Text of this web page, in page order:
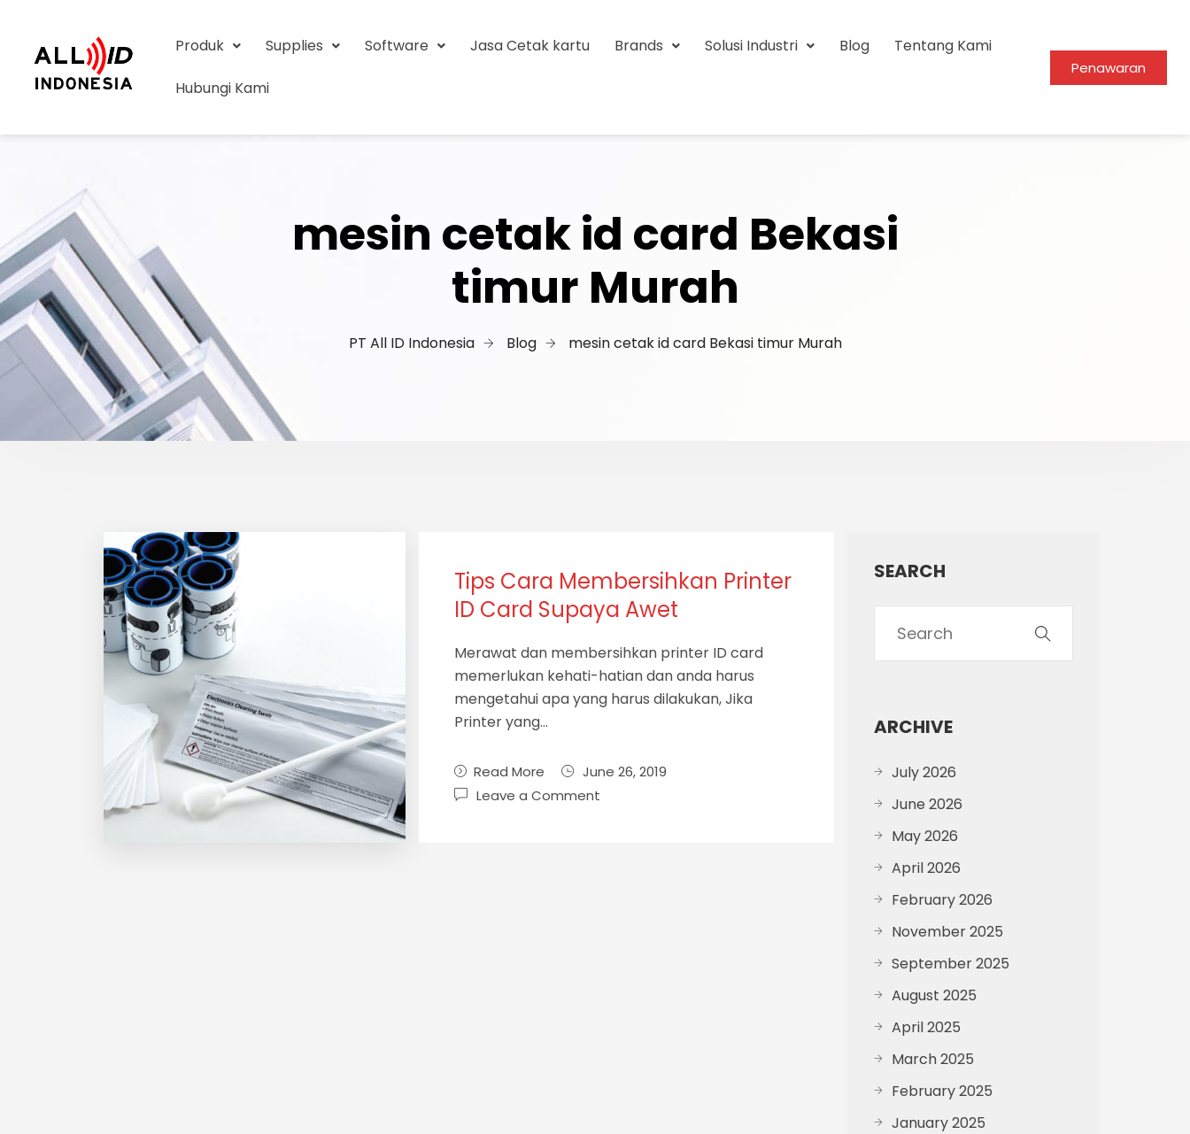
Produk Supplies Software Jasa Cetak kartu Brands Solusi Industri Blog Tentang Kami
Hubungi Kami
Penawaran
mesin cetak id card Bekasi
timur Murah
PT All ID Indonesia Blog mesin cetak id card Bekasi timur Murah
Tips Cara Membersihkan Printer
ID Card Supaya Awet
Merawat dan membersihkan printer ID card
memerlukan kehati-hatian dan anda harus
mengetahui apa yang harus dilakukan, Jika
Printer yang…
Read More
June 26, 2019
Leave a Comment
SEARCH
ARCHIVE
July 2026
June 2026
May 2026
April 2026
February 2026
November 2025
September 2025
August 2025
April 2025
March 2025
February 2025
January 2025